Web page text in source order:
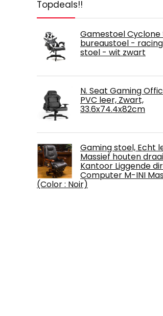
Topdeals!!
Gamestoel
bureaustoel -
stoel - wit zwart
N. Seat Gaming
PVC leer, Zwart,
33.6x74.4x82cm
Gaming stoel, Echt
Massief houten
Kantoor Liggende
Computer M-INI
(Color : Noir)